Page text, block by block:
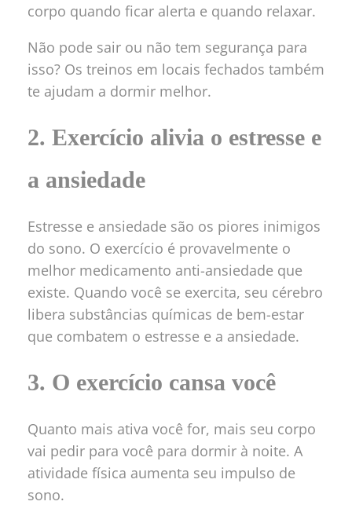
corpo quando ficar alerta e quando relaxar.
Não pode sair ou não tem segurança para
isso? Os treinos em locais fechados também
te ajudam a dormir melhor.
2. Exercício alivia o estresse e
a ansiedade
Estresse e ansiedade são os piores inimigos
do sono. O exercício é provavelmente o
melhor medicamento anti-ansiedade que
existe. Quando você se exercita, seu cérebro
libera substâncias químicas de bem-estar
que combatem o estresse e a ansiedade.
3. O exercício cansa você
Quanto mais ativa você for, mais seu corpo
vai pedir para você para dormir à noite. A
atividade física aumenta seu impulso de
sono.